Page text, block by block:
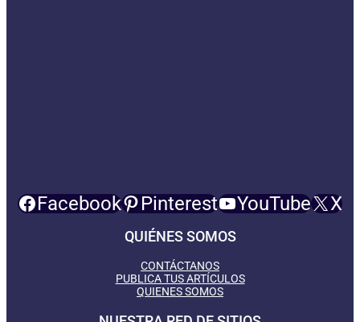
Facebook Pinterest YouTube X
QUIÉNES SOMOS
CONTÁCTANOS
PUBLICA TUS ARTÍCULOS
QUIENES SOMOS